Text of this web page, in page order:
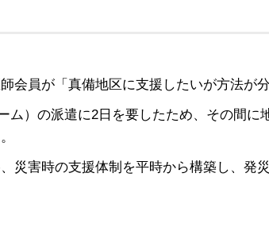
会員が「真備地区に支援したいが方法が
ム）の派遣に2日を要したため、その間
災害時の支援体制を平時から構築し、発